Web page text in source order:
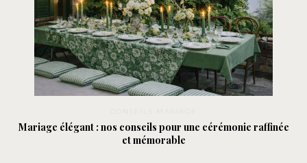
Mariage élégant : nos conseils pour une cérémonie raffinée
et mémorable